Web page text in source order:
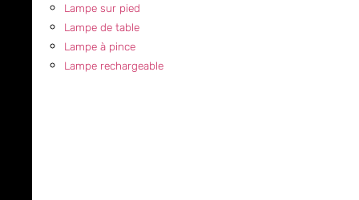
Lampe sur pied
Lampe de table
Lampe à pince
Lampe rechargeable